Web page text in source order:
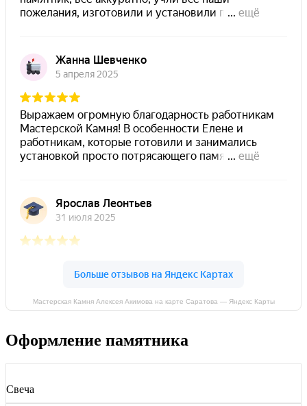
Мастерская Камня Алексея Акимова на карте Саратова — Яндекс Карты
Оформление памятника
Свеча